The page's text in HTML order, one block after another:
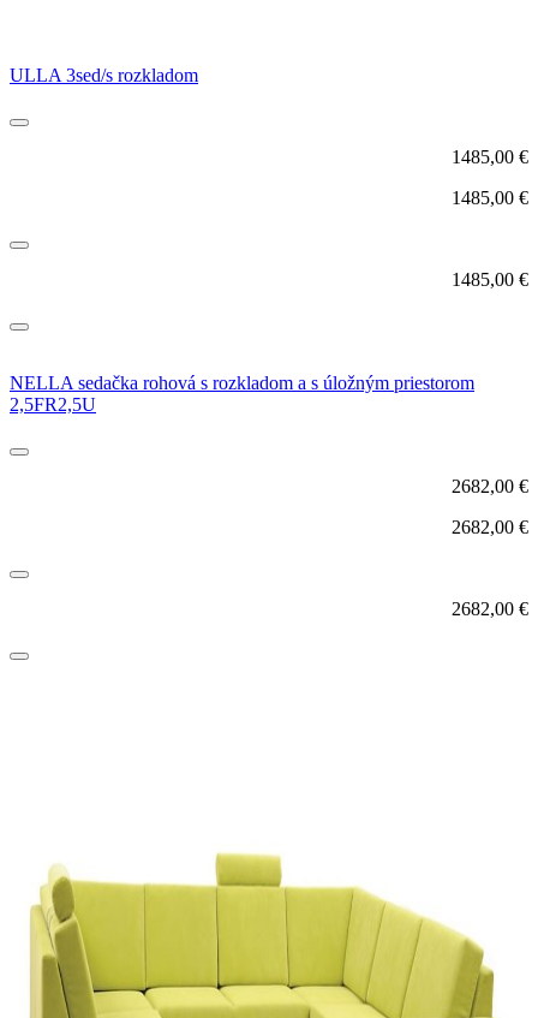
ULLA 3sed/s rozkladom
1485,00 €
1485,00 €
1485,00 €
NELLA sedačka rohová s rozkladom a s úložným priestorom
2,5FR2,5U
2682,00 €
2682,00 €
2682,00 €